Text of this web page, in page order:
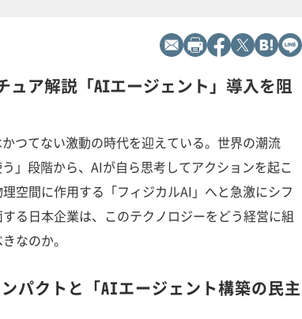
ュア解説「AIエージェント」導入を阻
つてない激動の時代を迎えている。世界の潮流
」段階から、AIが自ら思考してアクションを起こ
空間に作用する「フィジカルAI」へと急激にシフ
る日本企業は、このテクノロジーをどう経営に組
なのか。
パクトと「AIエージェント構築の民主